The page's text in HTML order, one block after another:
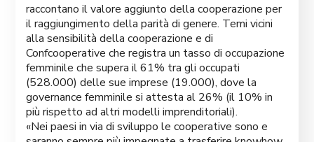
raccontano il valore aggiunto della cooperazione per
il raggiungimento della parità di genere. Temi vicini
alla sensibilità della cooperazione e di
Confcooperative che registra un tasso di occupazione
femminile che supera il 61% tra gli occupati
(528.000) delle sue imprese (19.000), dove la
governance femminile si attesta al 26% (il 10% in
più rispetto ad altri modelli imprenditoriali).
«Nei paesi in via di sviluppo le cooperative sono e